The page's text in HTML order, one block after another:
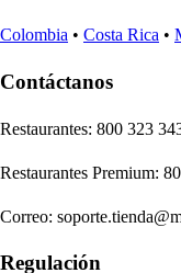
Colombia • Costa Rica •
Contáctanos
Restaurantes: 800 323
Restaurantes Premium:
Correo:
Regulación